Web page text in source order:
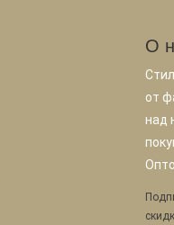
О
от
над